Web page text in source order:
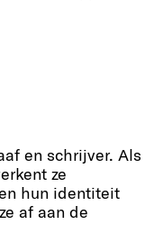
en schrijver. Als
ze
hun identiteit
af aan de